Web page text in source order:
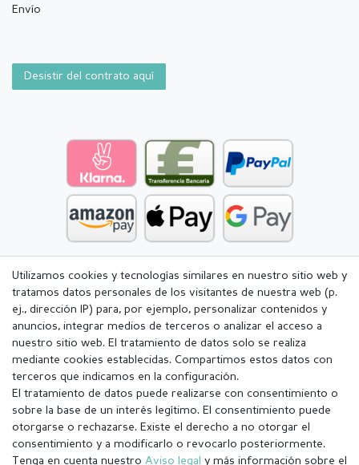
Envío
Desistir del contrato aquí
Utilizamos cookies y tecnologías similares en nuestro sitio web y
tratamos datos personales de los visitantes de nuestra web (p.
ej., dirección IP) para, por ejemplo, personalizar contenidos y
anuncios, integrar medios de terceros o analizar el acceso a
nuestro sitio web. El tratamiento de datos solo se realiza
mediante cookies establecidas. Compartimos estos datos con
terceros que indicamos en la configuración.
El tratamiento de datos puede realizarse con consentimiento o
sobre la base de un interés legítimo. El consentimiento puede
otorgarse o rechazarse. Existe el derecho a no otorgar el
consentimiento y a modificarlo o revocarlo posteriormente.
Tenga en cuenta nuestro Aviso legal y más información sobre el